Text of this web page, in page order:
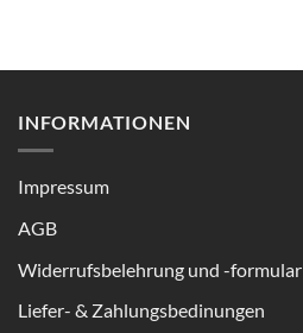
INFORMATIONEN
Impressum
AGB
Widerrufsbelehrung und -formular
Liefer- & Zahlungsbedinungen